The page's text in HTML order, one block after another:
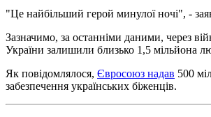
"Це найбільший герой минулої ночі", -
Зазначимо, за останніми даними, через
України залишили близько 1,5 мільйона
Як повідомлялося, Євросоюз надав 500
забезпечення українських біженців.